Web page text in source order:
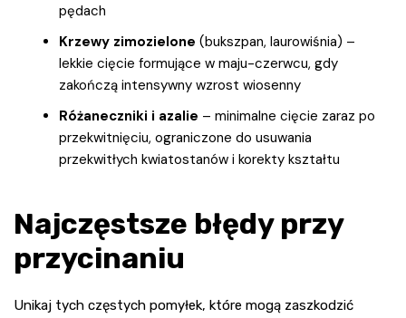
pędach
Krzewy zimozielone (bukszpan, laurowiśnia) –
lekkie cięcie formujące w maju-czerwcu, gdy
zakończą intensywny wzrost wiosenny
Różaneczniki i azalie – minimalne cięcie zaraz po
przekwitnięciu, ograniczone do usuwania
przekwitłych kwiatostanów i korekty kształtu
Najczęstsze błędy przy
przycinaniu
Unikaj tych częstych pomyłek, które mogą zaszkodzić